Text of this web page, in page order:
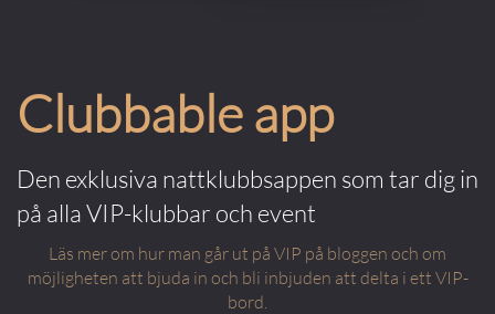
Clubbable app
Den exklusiva nattklubbsappen som tar dig in
på alla VIP-klubbar och event
Läs mer om hur man går ut på VIP på bloggen och om
möjligheten att bjuda in och bli inbjuden att delta i ett VIP-
bord.